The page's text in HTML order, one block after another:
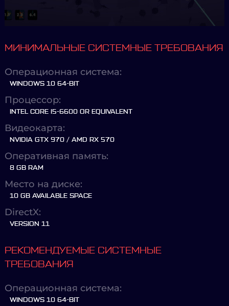
МИНИМАЛЬНЫЕ СИСТЕМНЫЕ ТРЕБОВАНИЯ
Операционная система:
WINDOWS 10 64-BIT
Процессор:
INTEL CORE I5-6600 OR EQUIVALENT
Видеокарта:
NVIDIA GTX 970 / AMD RX 570
Оперативная память:
8 GB RAM
Место на диске:
10 GB AVAILABLE SPACE
DirectX:
VERSION 11
РЕКОМЕНДУЕМЫЕ СИСТЕМНЫЕ
ТРЕБОВАНИЯ
Операционная система:
WINDOWS 10 64-BIT